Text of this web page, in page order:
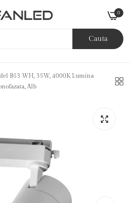
Cauta
0
B53 WH, 35W, 4000K Lumina
Alb